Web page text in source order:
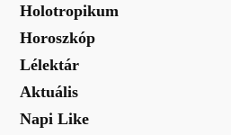
Holotropikum
Horoszkóp
Lélektár
Aktuális
Napi Like